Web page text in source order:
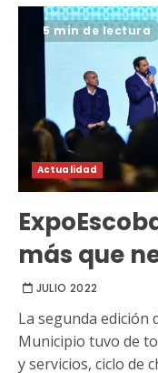
5 min de lectura
Actualidad
más que
JULIO 2022
La segunda
Municipio tuvo de
y servicios, ciclo de